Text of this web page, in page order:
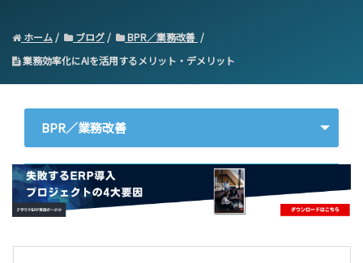
ホーム ブログ
BPR／業務改善
業務効率化にAIを活用するメリット・デメリット
BPR／業務改善
ERP
会計